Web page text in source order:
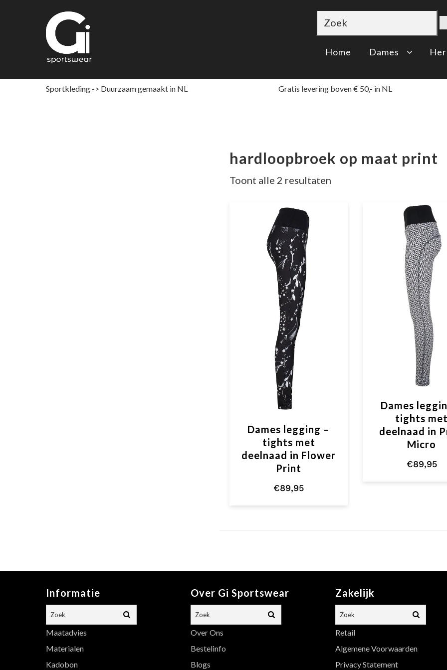
Home Dames
Sportkleding -> Duurzaam gemaakt in NL Gratis levering boven € 50,- in NL
hardloopbroek op maat print
Toont alle 2 resultaten
Dames legging –
tights met
deelnaad in Flower
Print
€89,95
Dames
tights met
deelnaad in
Micro
€89,95
Informatie
Maatadvies
Materialen
Kadobon
Over Gi Sportswear
Over Ons
Bestelinfo
Blogs
Zakelijk
Retail
Algemene Voorwaarden
Privacy Statement